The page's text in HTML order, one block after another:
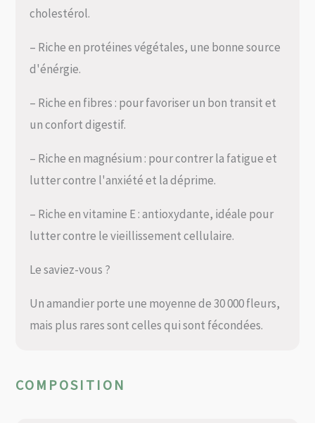
cholestérol.
– Riche en protéines végétales, une bonne source
d'énérgie.
– Riche en fibres : pour favoriser un bon transit et
un confort digestif.
– Riche en magnésium : pour contrer la fatigue et
lutter contre l'anxiété et la déprime.
– Riche en vitamine E : antioxydante, idéale pour
lutter contre le vieillissement cellulaire.
Le saviez-vous ?
Un amandier porte une moyenne de 30 000 fleurs,
mais plus rares sont celles qui sont fécondées.
COMPOSITION